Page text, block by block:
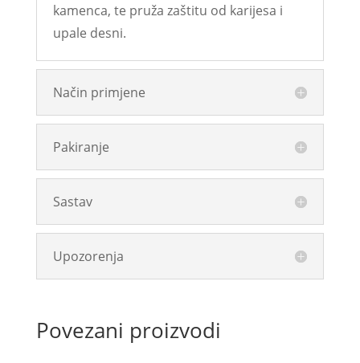
kamenca, te pruža zaštitu od karijesa i
upale desni.
Način primjene
Pakiranje
Sastav
Upozorenja
Povezani proizvodi